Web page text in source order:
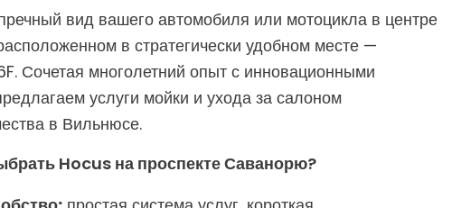
вид вашего автомобиля или мотоцикла в центре
в стратегически удобном месте —
Сочетая многолетний опыт с инновационными
услуги мойки и ухода за салоном
в Вильнюсе.
Hocus на проспекте Саванорю?